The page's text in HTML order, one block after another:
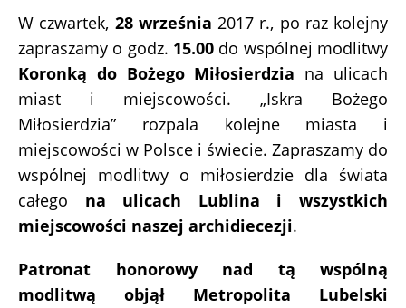
W czwartek, 28 września 2017 r., po raz kolejny
zapraszamy o godz. 15.00 do wspólnej modlitwy
Koronką do Bożego Miłosierdzia na ulicach
miast i miejscowości. „Iskra Bożego
Miłosierdzia” rozpala kolejne miasta i
miejscowości w Polsce i świecie. Zapraszamy do
wspólnej modlitwy o miłosierdzie dla świata
całego na ulicach Lublina i wszystkich
miejscowości naszej archidiecezji.
Patronat honorowy nad tą wspólną
modlitwą objął Metropolita Lubelski